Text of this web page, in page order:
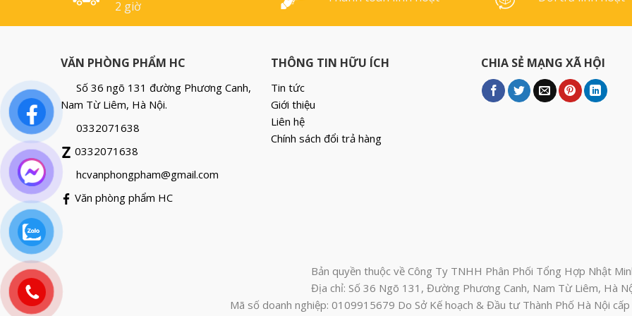
2 giờ
VĂN PHÒNG PHẨM HC
Số 36 ngõ 131 đường Phương Canh,
Nam Từ Liêm, Hà Nội.
0332071638
0332071638
hcvanphongpham@gmail.com
Văn phòng phẩm HC
THÔNG TIN HỮU ÍCH
Tin tức
Giới thiệu
Liên hệ
Chính sách đổi trả hàng
CHIA SẺ MẠNG XÃ HỘI
Bản quyền thuộc về Công Ty TNHH Phân Phối Tổng Hợp Nhật
Địa chỉ: Số 36 Ngõ 131, Đường Phương Canh, Nam Từ Liêm, Hà
Mã số doanh nghiệp: 0109915679 Do Sở Kế hoạch & Đầu tư Thành Phố Hà Nội